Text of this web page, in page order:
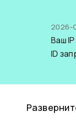
2026-
Ваш IP:
ID